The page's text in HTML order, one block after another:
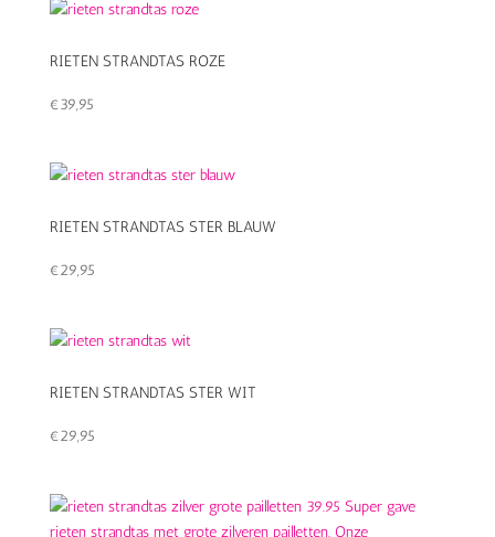
RIETEN STRANDTAS ROZE
€39,95
RIETEN STRANDTAS STER BLAUW
€29,95
RIETEN STRANDTAS STER WIT
€29,95